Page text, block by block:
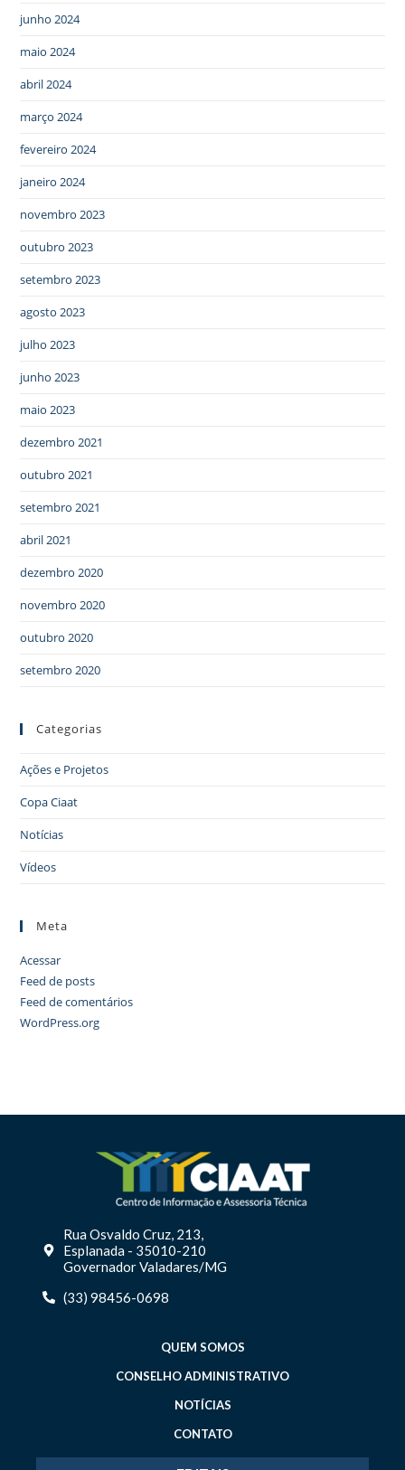
junho 2024
maio 2024
abril 2024
março 2024
fevereiro 2024
janeiro 2024
novembro 2023
outubro 2023
setembro 2023
agosto 2023
julho 2023
junho 2023
maio 2023
dezembro 2021
outubro 2021
setembro 2021
abril 2021
dezembro 2020
novembro 2020
outubro 2020
setembro 2020
Categorias
Ações e Projetos
Copa Ciaat
Notícias
Vídeos
Meta
Acessar
Feed de posts
Feed de comentários
WordPress.org
Rua Osvaldo Cruz, 213,
Esplanada - 35010-210
Governador Valadares/MG
(33) 98456-0698
QUEM SOMOS
CONSELHO ADMINISTRATIVO
NOTÍCIAS
CONTATO